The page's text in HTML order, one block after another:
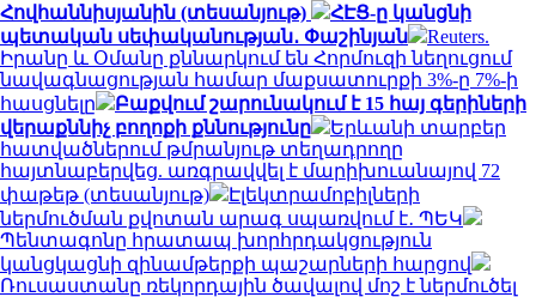
Հովհաննիսյանին (տեսանյութ)
ՀԷՑ-ը կանցնի
պետական սեփականության․ Փաշինյան
Reuters.
Իրանը և Օմանը քննարկում են Հորմուզի նեղուցում
նավագնացության համար մաքսատուրքի 3%-ը 7%-ի
հասցնելը
Բաքվում շարունակում է 15 հայ գերիների
վերաքննիչ բողոքի քննությունը
Երևանի տարբեր
հատվածներում թմրանյութ տեղադրողը
հայտնաբերվեց. առգրավվել է մարիխուանայով 72
փաթեթ (տեսանյութ)
Էլեկտրամոբիլների
ներմուծման քվոտան արագ սպառվում է․ ՊԵԿ
Պենտագոնը հրատապ խորհրդակցություն
կանցկացնի զինամթերքի պաշարների հարցով
Ռուսաստանը ռեկորդային ծավալով մոշ է ներմուծել